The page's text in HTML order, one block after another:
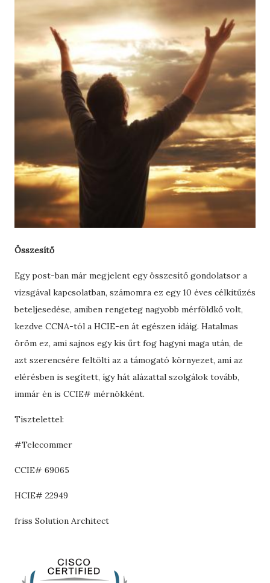
Összesítő
Egy post-ban már megjelent egy összesítő gondolatsor a
vizsgával kapcsolatban, számomra ez egy 10 éves célkitűzés
beteljesedése, amiben rengeteg nagyobb mérföldkő volt,
kezdve CCNA-tól a HCIE-en át egészen idáig. Hatalmas
öröm ez, ami sajnos egy kis űrt fog hagyni maga után, de
azt szerencsére feltölti az a támogató környezet, ami az
elérésben is segített, így hát alázattal szolgálok tovább,
immár én is CCIE# mérnökként.
Tisztelettel:
#Telecommer
CCIE# 69065
HCIE# 22949
friss Solution Architect